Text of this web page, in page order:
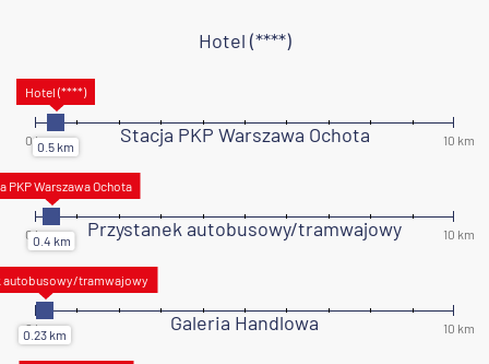
Hotel (****)
Stacja PKP Warszawa Ochota
Przystanek autobusowy/tramwajowy
Galeria Handlowa